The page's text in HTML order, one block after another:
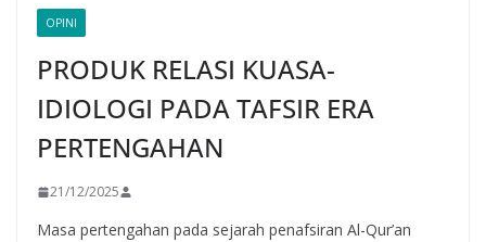
OPINI
PRODUK RELASI KUASA-
IDIOLOGI PADA TAFSIR ERA
PERTENGAHAN
21/12/2025
Masa pertengahan pada sejarah penafsiran Al-Qur’an